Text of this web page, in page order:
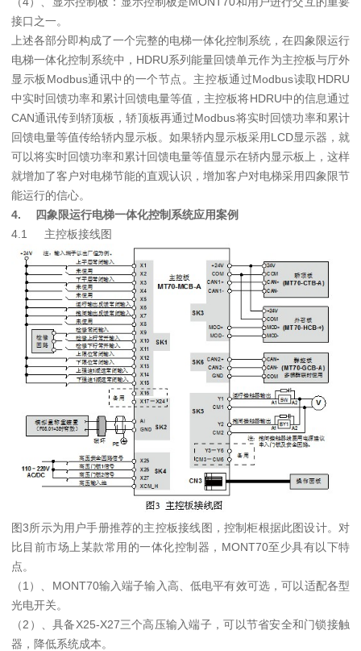
接口之一。
上述各部分即构成了一个完整的电梯一体化控制系统，在四象限运行
电梯一体化控制系统中，HDRU系列能量回馈单元作为主控板与厅外
显示板Modbus通讯中的一个节点。主控板通过Modbus读取HDRU
中实时回馈功率和累计回馈电量等值，主控板将HDRU中的信息通过
CAN通讯传到轿顶板，轿顶板再通过Modbus将实时回馈功率和累计
回馈电量等值传给轿内显示板。如果轿内显示板采用LCD显示器，就
可以将实时回馈功率和累计回馈电量等值显示在轿内显示板上，这样
就增加了客户对电梯节能的直观认识，增加客户对电梯采用四象限节
能运行的信心。
4.
四象限运行电梯一体化控制系统应用案例
4.1
主控板接线图
图3所示为用户手册推荐的主控板接线图，控制柜根据此图设计。对
比目前市场上某款常用的一体化控制器，MONT70至少具有以下特
点。
（1）、MONT70输入端子输入高、低电平有效可选，可以适配各型
光电开关。
（2）、具备X25-X27三个高压输入端子，可以节省安全和门锁接触
器，降低系统成本。